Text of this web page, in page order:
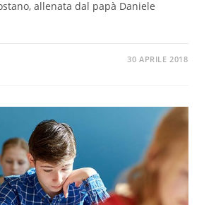
allenata dal papà Daniele
30 APRILE 2018